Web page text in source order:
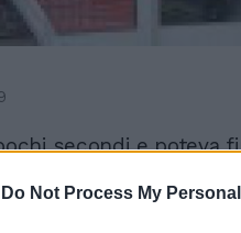
Do Not Process My
secondi e poteva
d'arma da fuoco